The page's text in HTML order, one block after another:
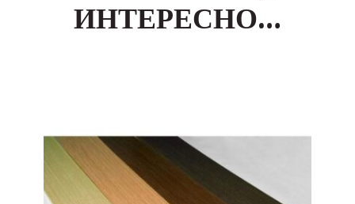
ИНТЕРЕСНО…